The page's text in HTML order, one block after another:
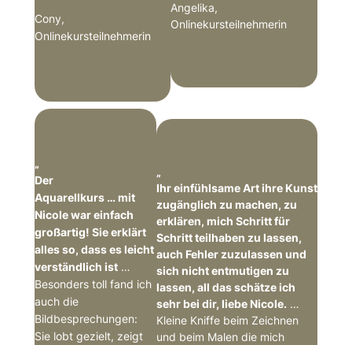
Cony,
Onlinekursteilnehmerin
Angelika,
Onlinekursteilnehmerin
„
Der
Aquarellkurs …mit
Nicole war einfach
großartig! Sie erklärt
alles so, dass es leicht
verständlich ist…
Besonders toll fand ich
auch die
Bildbesprechungen:
Sie lobt gezielt, zeigt
„
Ihr einfühlsame Art ihre Kunst
zugänglich zu machen, zu
erklären, mich Schritt für
Schritt teilhaben zu lassen,
auch Fehler zuzulassen und
sich nicht entmutigen zu
lassen, all das schätze ich
sehr bei dir, liebe Nicole. …
Kleine Kniffe beim Zeichnen
und beim Malen die mich